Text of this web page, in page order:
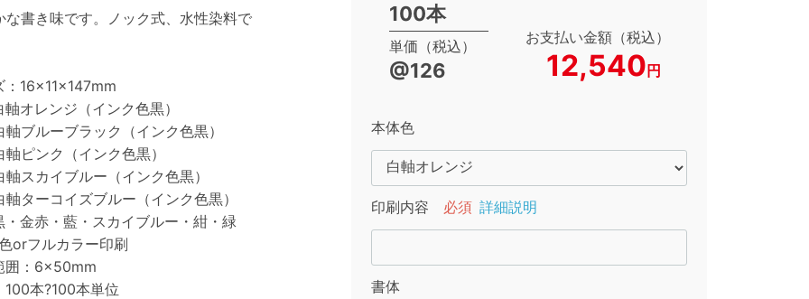
100本
単価（税込）
@126
お支払い金額（税込）
12,540円
本体色
印刷内容 必須 詳細説明
書体
な書き味です。ノック式、水性染料で
16×11×147mm
オレンジ（インク色黒）
ブラック（インク色黒）
（インク色黒）
ブルー（インク色黒）
イズブルー（インク色黒）
金赤・藍・スカイブルー・紺・緑
orフルカラー印刷
囲：6×50mm
本?100本単位